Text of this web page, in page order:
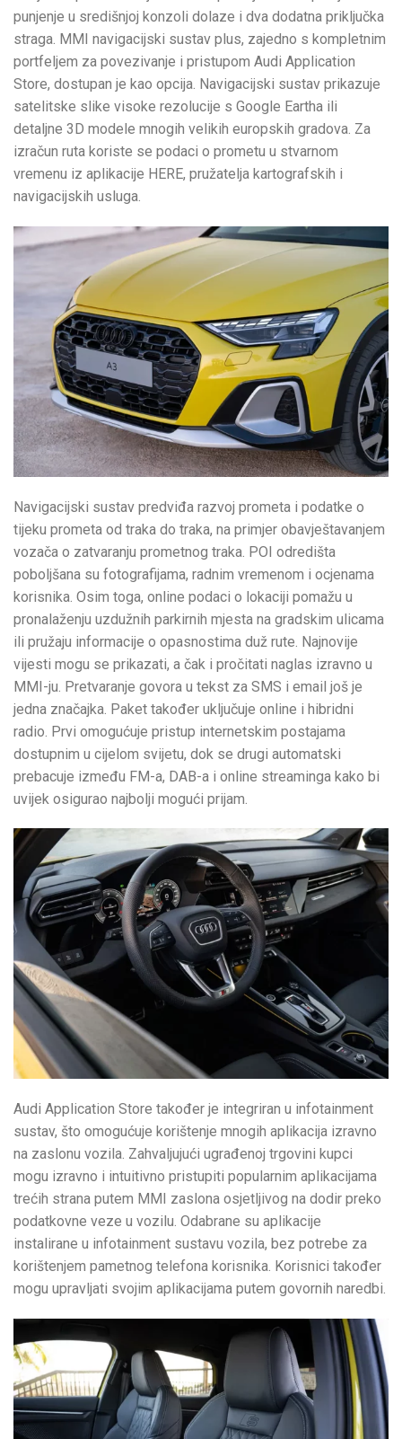
punjenje u središnjoj konzoli dolaze i dva dodatna priključka
straga. MMI navigacijski sustav plus, zajedno s kompletnim
portfeljem za povezivanje i pristupom Audi Application
Store, dostupan je kao opcija. Navigacijski sustav prikazuje
satelitske slike visoke rezolucije s Google Eartha ili
detaljne 3D modele mnogih velikih europskih gradova. Za
izračun ruta koriste se podaci o prometu u stvarnom
vremenu iz aplikacije HERE, pružatelja kartografskih i
navigacijskih usluga.
Navigacijski sustav predviđa razvoj prometa i podatke o
tijeku prometa od traka do traka, na primjer obavještavanjem
vozača o zatvaranju prometnog traka. POI odredišta
poboljšana su fotografijama, radnim vremenom i ocjenama
korisnika. Osim toga, online podaci o lokaciji pomažu u
pronalaženju uzdužnih parkirnih mjesta na gradskim ulicama
ili pružaju informacije o opasnostima duž rute. Najnovije
vijesti mogu se prikazati, a čak i pročitati naglas izravno u
MMI-ju. Pretvaranje govora u tekst za SMS i email još je
jedna značajka. Paket također uključuje online i hibridni
radio. Prvi omogućuje pristup internetskim postajama
dostupnim u cijelom svijetu, dok se drugi automatski
prebacuje između FM-a, DAB-a i online streaminga kako bi
uvijek osigurao najbolji mogući prijam.
Audi Application Store također je integriran u infotainment
sustav, što omogućuje korištenje mnogih aplikacija izravno
na zaslonu vozila. Zahvaljujući ugrađenoj trgovini kupci
mogu izravno i intuitivno pristupiti popularnim aplikacijama
trećih strana putem MMI zaslona osjetljivog na dodir preko
podatkovne veze u vozilu. Odabrane su aplikacije
instalirane u infotainment sustavu vozila, bez potrebe za
korištenjem pametnog telefona korisnika. Korisnici također
mogu upravljati svojim aplikacijama putem govornih naredbi.